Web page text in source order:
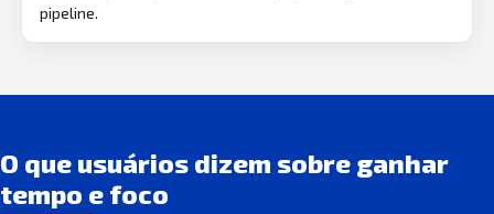
pipeline.
O que usuários dizem sobre ganhar
tempo e foco